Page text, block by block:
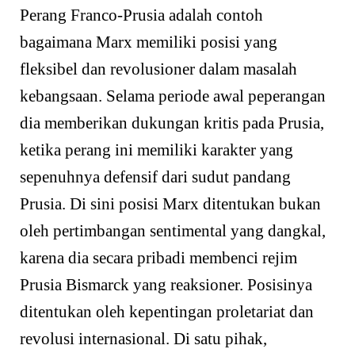
Perang Franco-Prusia adalah contoh
bagaimana Marx memiliki posisi yang
fleksibel dan revolusioner dalam masalah
kebangsaan. Selama periode awal peperangan
dia memberikan dukungan kritis pada Prusia,
ketika perang ini memiliki karakter yang
sepenuhnya defensif dari sudut pandang
Prusia. Di sini posisi Marx ditentukan bukan
oleh pertimbangan sentimental yang dangkal,
karena dia secara pribadi membenci rejim
Prusia Bismarck yang reaksioner. Posisinya
ditentukan oleh kepentingan proletariat dan
revolusi internasional. Di satu pihak,